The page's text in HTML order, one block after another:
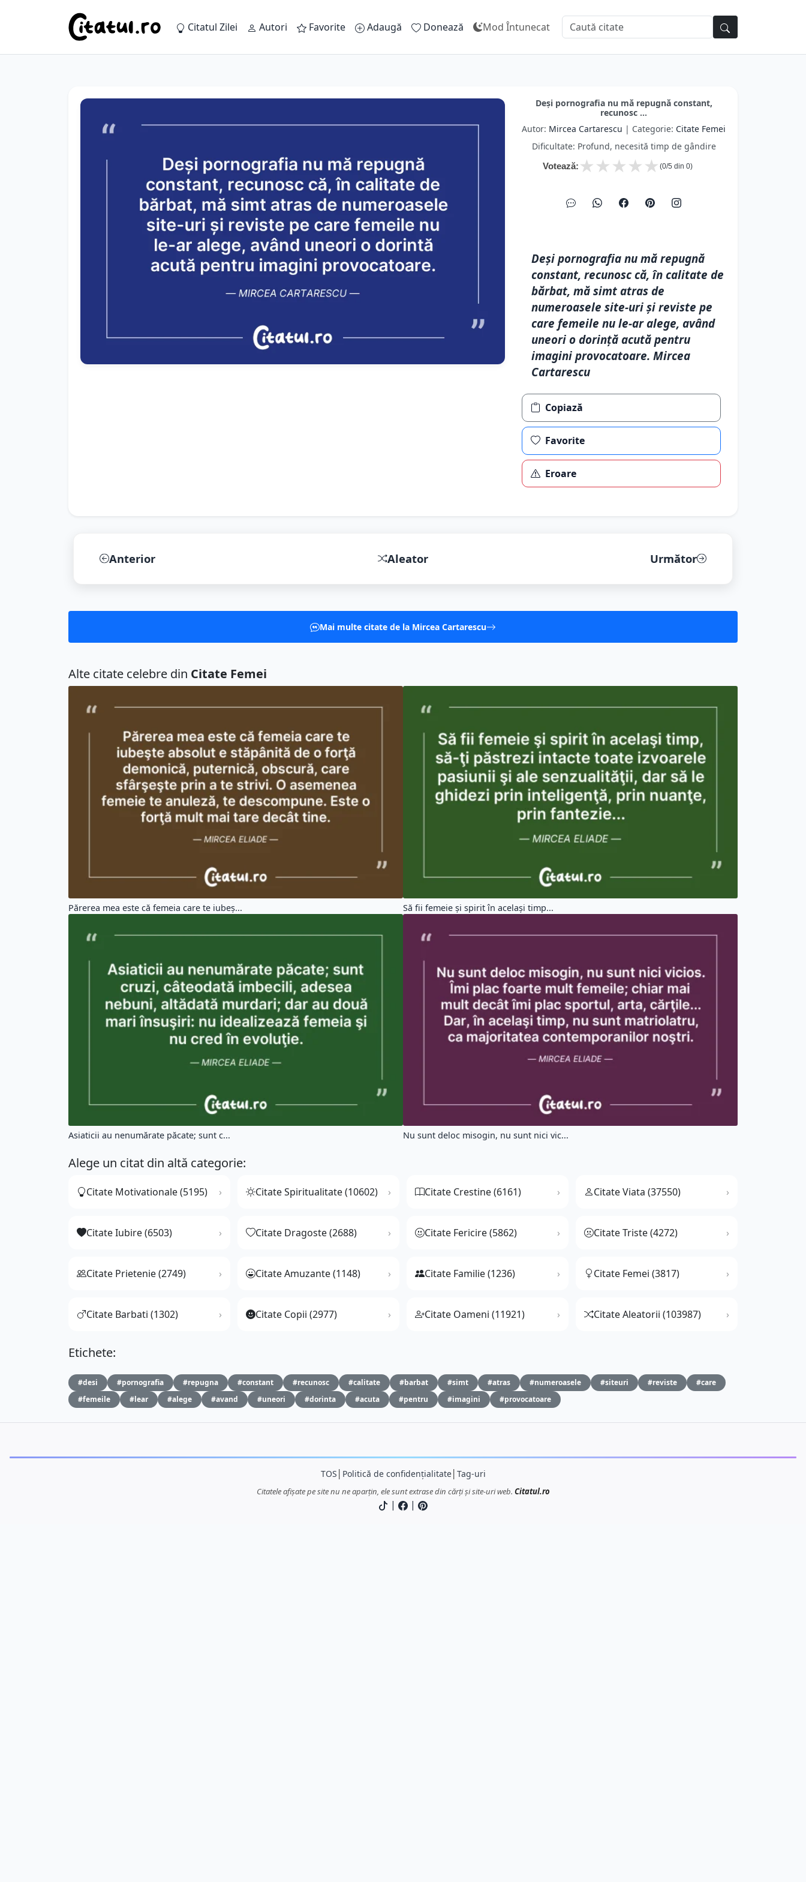
Citatul Zilei Autori Favorite Adaugă Donează Mod Întunecat
Deși pornografia nu mă repugnă constant,
recunosc ...
Autor: Mircea Cartarescu | Categorie: Citate Femei
Dificultate: Profund, necesită timp de gândire
Votează: ★
★
★
★
★ (0/5 din 0)
Deși pornografia nu mă repugnă
constant, recunosc că, în calitate de
bărbat, mă simt atras de
numeroasele site-uri și reviste pe
care femeile nu le-ar alege, având
uneori o dorință acută pentru
imagini provocatoare. Mircea
Cartarescu
Copiază
Favorite
Eroare
Anterior Aleator Următor
Mai multe citate de la Mircea Cartarescu
Alte citate celebre din Citate Femei
Părerea mea este că femeia care te iubeş... Să fii femeie şi spirit în acelaşi timp...
Asiaticii au nenumărate păcate; sunt c... Nu sunt deloc misogin, nu sunt nici vic...
Alege un citat din altă categorie:
Citate Motivationale (5195) Citate Spiritualitate (10602) Citate Crestine (6161) Citate Viata (37550)
Citate Iubire (6503) Citate Dragoste (2688) Citate Fericire (5862) Citate Triste (4272)
Citate Prietenie (2749) Citate Amuzante (1148) Citate Familie (1236) Citate Femei (3817)
Citate Barbati (1302) Citate Copii (2977) Citate Oameni (11921) Citate Aleatorii (103987)
Etichete:
#desi #pornografia #repugna #constant #recunosc #calitate #barbat #simt #atras #numeroasele #siteuri #reviste
#care
#femeile
#lear #alege #avand #uneori #dorinta #acuta #pentru #imagini #provocatoare
TOS Politică de confidențialitate│ Tag-uri
Citatele afișate pe site nu ne aparțin, ele sunt extrase din cărți și site-uri web. Citatul.ro
| |